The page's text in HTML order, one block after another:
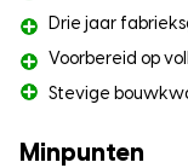
Drie jaar
Voorbereid op
Stevige
Minpunten